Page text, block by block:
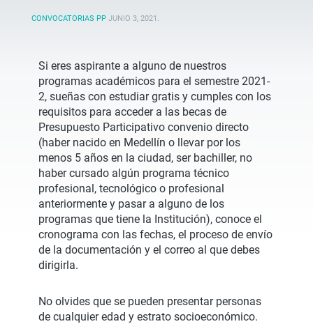
CONVOCATORIAS PP JUNIO 3, 2021 .
Si eres aspirante a alguno de nuestros
programas académicos para el semestre 2021-
2, sueñas con estudiar gratis y cumples con los
requisitos para acceder a las becas de
Presupuesto Participativo convenio directo
(haber nacido en Medellín o llevar por los
menos 5 años en la ciudad, ser bachiller, no
haber cursado algún programa técnico
profesional, tecnológico o profesional
anteriormente y pasar a alguno de los
programas que tiene la Institución), conoce el
cronograma con las fechas, el proceso de envío
de la documentación y el correo al que debes
dirigirla.
No olvides que se pueden presentar personas
de cualquier edad y estrato socioeconómico.